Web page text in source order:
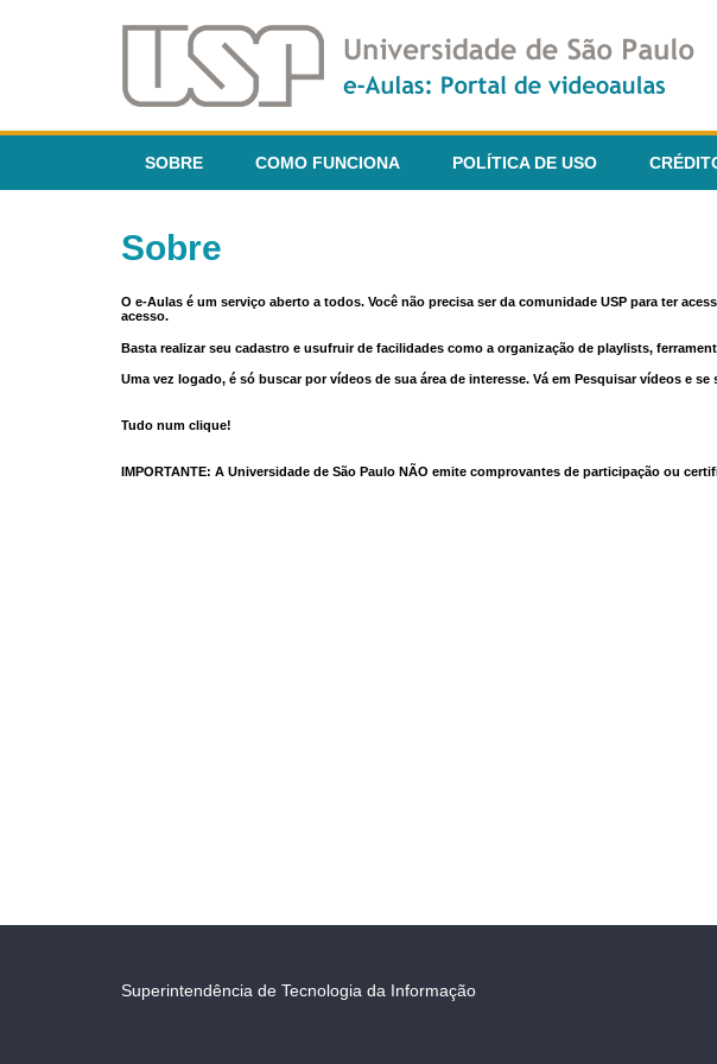
SOBRE COMO FUNCIONA POLÍTICA DE USO
Sobre
O e-Aulas é um serviço aberto a todos. Você não precisa ser da comunidade USP para ter
acesso.
Basta realizar seu cadastro e usufruir de facilidades como a organização de playlists,
Uma vez logado, é só buscar por vídeos de sua área de interesse. Vá em Pesquisar vídeos e
Tudo num clique!
IMPORTANTE: A Universidade de São Paulo NÃO emite comprovantes de participação ou
Superintendência de Tecnologia da Informação